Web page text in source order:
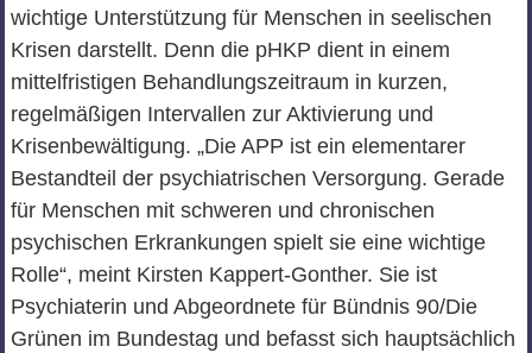
wichtige Unterstützung für Menschen in seelischen
Krisen darstellt. Denn die pHKP dient in einem
mittelfristigen Behandlungszeitraum in kurzen,
regelmäßigen Intervallen zur Aktivierung und
Krisenbewältigung. „Die APP ist ein elementarer
Bestandteil der psychiatrischen Versorgung. Gerade
für Menschen mit schweren und chronischen
psychischen Erkrankungen spielt sie eine wichtige
Rolle“, meint Kirsten Kappert-Gonther. Sie ist
Psychiaterin und Abgeordnete für Bündnis 90/Die
Grünen im Bundestag und befasst sich hauptsächlich